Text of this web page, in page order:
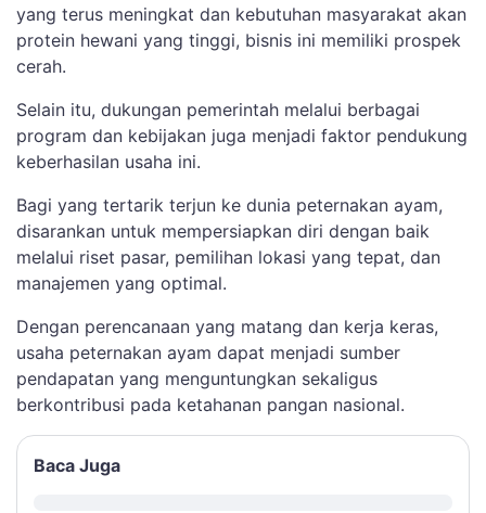
yang terus meningkat dan kebutuhan masyarakat akan
protein hewani yang tinggi, bisnis ini memiliki prospek
cerah.
Selain itu, dukungan pemerintah melalui berbagai
program dan kebijakan juga menjadi faktor pendukung
keberhasilan usaha ini.
Bagi yang tertarik terjun ke dunia peternakan ayam,
disarankan untuk mempersiapkan diri dengan baik
melalui riset pasar, pemilihan lokasi yang tepat, dan
manajemen yang optimal.
Dengan perencanaan yang matang dan kerja keras,
usaha peternakan ayam dapat menjadi sumber
pendapatan yang menguntungkan sekaligus
berkontribusi pada ketahanan pangan nasional.
Baca Juga